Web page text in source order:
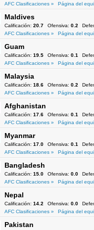
AFC Clasificaciones »
Página del
Maldives
Calificación: 20.7 Ofensiva: 0.2
AFC Clasificaciones »
Página del
Guam
Calificación: 19.5 Ofensiva: 0.1
AFC Clasificaciones »
Página del
Malaysia
Calificación: 18.6 Ofensiva: 0.2
AFC Clasificaciones »
Página del
Afghanistan
Calificación: 17.6 Ofensiva: 0.1
AFC Clasificaciones »
Página del
Myanmar
Calificación: 17.0 Ofensiva: 0.1
AFC Clasificaciones »
Página del
Bangladesh
Calificación: 15.0 Ofensiva: 0.0
AFC Clasificaciones »
Página del
Nepal
Calificación: 14.2 Ofensiva: 0.0
AFC Clasificaciones »
Página del
Pakistan